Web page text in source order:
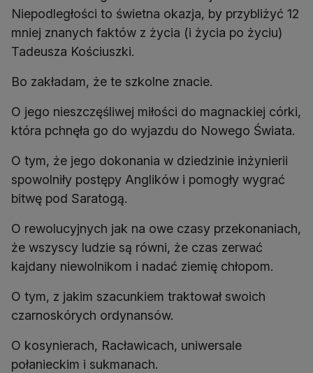
Niepodległości to świetna okazja, by przybliżyć 12
mniej znanych faktów z życia (i życia po życiu)
Tadeusza Kościuszki.
Bo zakładam, że te szkolne znacie.
O jego nieszczęśliwej miłości do magnackiej córki,
która pchnęła go do wyjazdu do Nowego Świata.
O tym, że jego dokonania w dziedzinie inżynierii
spowolniły postępy Anglików i pomogły wygrać
bitwę pod Saratogą.
O rewolucyjnych jak na owe czasy przekonaniach,
że wszyscy ludzie są równi, że czas zerwać
kajdany niewolnikom i nadać ziemię chłopom.
O tym, z jakim szacunkiem traktował swoich
czarnoskórych ordynansów.
O kosynierach, Racławicach, uniwersale
połanieckim i sukmanach.